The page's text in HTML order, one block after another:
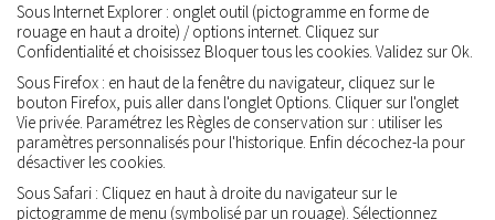
Sous Internet Explorer : onglet outil (pictogramme en forme de
rouage en haut a droite) / options internet. Cliquez sur
Confidentialité et choisissez Bloquer tous les cookies. Validez sur Ok.
Sous Firefox : en haut de la fenêtre du navigateur, cliquez sur le
bouton Firefox, puis aller dans l'onglet Options. Cliquer sur l'onglet
Vie privée. Paramétrez les Règles de conservation sur : utiliser les
paramètres personnalisés pour l'historique. Enfin décochez-la pour
désactiver les cookies.
Sous Safari : Cliquez en haut à droite du navigateur sur le
pictogramme de menu (symbolisé par un rouage). Sélectionnez